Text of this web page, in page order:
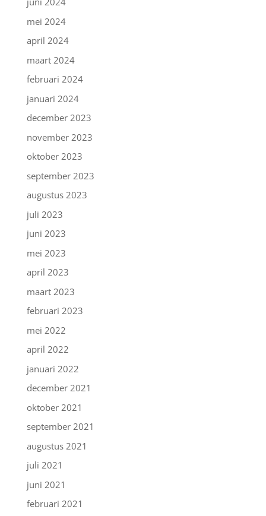
mei 2024
april 2024
maart 2024
februari 2024
januari 2024
december 2023
november 2023
oktober 2023
september 2023
augustus 2023
juli 2023
juni 2023
mei 2023
april 2023
maart 2023
februari 2023
mei 2022
april 2022
januari 2022
december 2021
oktober 2021
september 2021
augustus 2021
juli 2021
juni 2021
februari 2021